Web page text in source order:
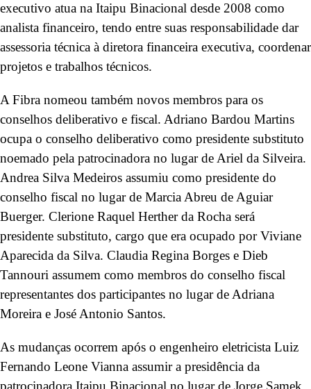
executivo atua na Itaipu Binacional desde 2008 como
analista financeiro, tendo entre suas responsabilidade dar
assessoria técnica à diretora financeira executiva, coordenar
projetos e trabalhos técnicos.
A Fibra nomeou também novos membros para os
conselhos deliberativo e fiscal. Adriano Bardou Martins
ocupa o conselho deliberativo como presidente substituto
noemado pela patrocinadora no lugar de Ariel da Silveira.
Andrea Silva Medeiros assumiu como presidente do
conselho fiscal no lugar de Marcia Abreu de Aguiar
Buerger. Clerione Raquel Herther da Rocha será
presidente substituto, cargo que era ocupado por Viviane
Aparecida da Silva. Claudia Regina Borges e Dieb
Tannouri assumem como membros do conselho fiscal
representantes dos participantes no lugar de Adriana
Moreira e José Antonio Santos.
As mudanças ocorrem após o engenheiro eletricista Luiz
Fernando Leone Vianna assumir a presidência da
patrocinadora Itaipu Binacional no lugar de Jorge Samek,